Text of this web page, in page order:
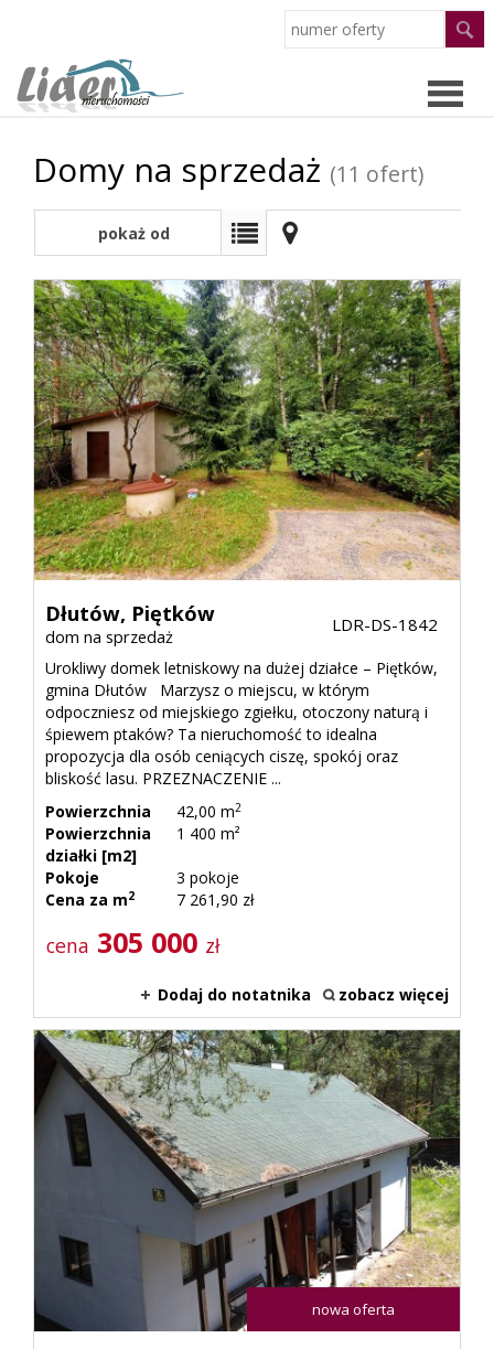
O
firmie
RODO
Domy na sprzedaż (11 ofert)
pokaż od
najnowszych
Dłutów, Piętków
dom na sprzedaż
LDR-DS-1842
Urokliwy domek letniskowy na dużej działce – Piętków,
gmina Dłutów Marzysz o miejscu, w którym
odpoczniesz od miejskiego zgiełku, otoczony naturą i
śpiewem ptaków? Ta nieruchomość to idealna
propozycja dla osób ceniących ciszę, spokój oraz
bliskość lasu. PRZEZNACZENIE ...
Powierzchnia
42,00 m2
Powierzchnia
działki [m2]
1 400 m²
Pokoje
3 pokoje
Cena za m2 7 261,90 zł
cena 305 000 zł
Dodaj do notatnika zobacz więcej
nowa oferta